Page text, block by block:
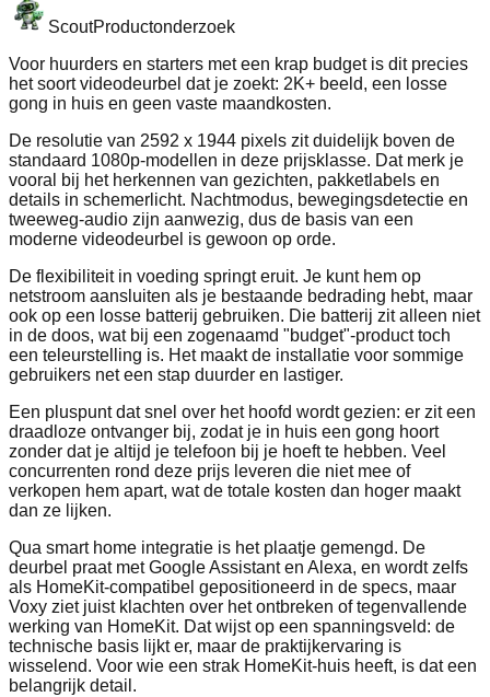
ScoutProductonderzoek
Voor huurders en starters met een krap budget is dit precies
het soort videodeurbel dat je zoekt: 2K+ beeld, een losse
gong in huis en geen vaste maandkosten.
De resolutie van 2592 x 1944 pixels zit duidelijk boven de
standaard 1080p-modellen in deze prijsklasse. Dat merk je
vooral bij het herkennen van gezichten, pakketlabels en
details in schemerlicht. Nachtmodus, bewegingsdetectie en
tweeweg-audio zijn aanwezig, dus de basis van een
moderne videodeurbel is gewoon op orde.
De flexibiliteit in voeding springt eruit. Je kunt hem op
netstroom aansluiten als je bestaande bedrading hebt, maar
ook op een losse batterij gebruiken. Die batterij zit alleen niet
in de doos, wat bij een zogenaamd "budget"-product toch
een teleurstelling is. Het maakt de installatie voor sommige
gebruikers net een stap duurder en lastiger.
Een pluspunt dat snel over het hoofd wordt gezien: er zit een
draadloze ontvanger bij, zodat je in huis een gong hoort
zonder dat je altijd je telefoon bij je hoeft te hebben. Veel
concurrenten rond deze prijs leveren die niet mee of
verkopen hem apart, wat de totale kosten dan hoger maakt
dan ze lijken.
Qua smart home integratie is het plaatje gemengd. De
deurbel praat met Google Assistant en Alexa, en wordt zelfs
als HomeKit-compatibel gepositioneerd in de specs, maar
Voxy ziet juist klachten over het ontbreken of tegenvallende
werking van HomeKit. Dat wijst op een spanningsveld: de
technische basis lijkt er, maar de praktijkervaring is
wisselend. Voor wie een strak HomeKit-huis heeft, is dat een
belangrijk detail.